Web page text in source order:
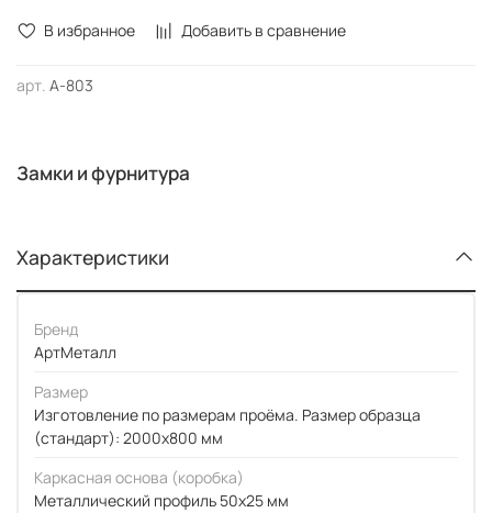
В избранное Добавить в сравнение
арт. А-803
Замки и фурнитура
Характеристики
Бренд
АртМеталл
Размер
Изготовление по размерам проёма. Размер образца
(стандарт): 2000x800 мм
Каркасная основа (коробка)
Металлический профиль 50x25 мм